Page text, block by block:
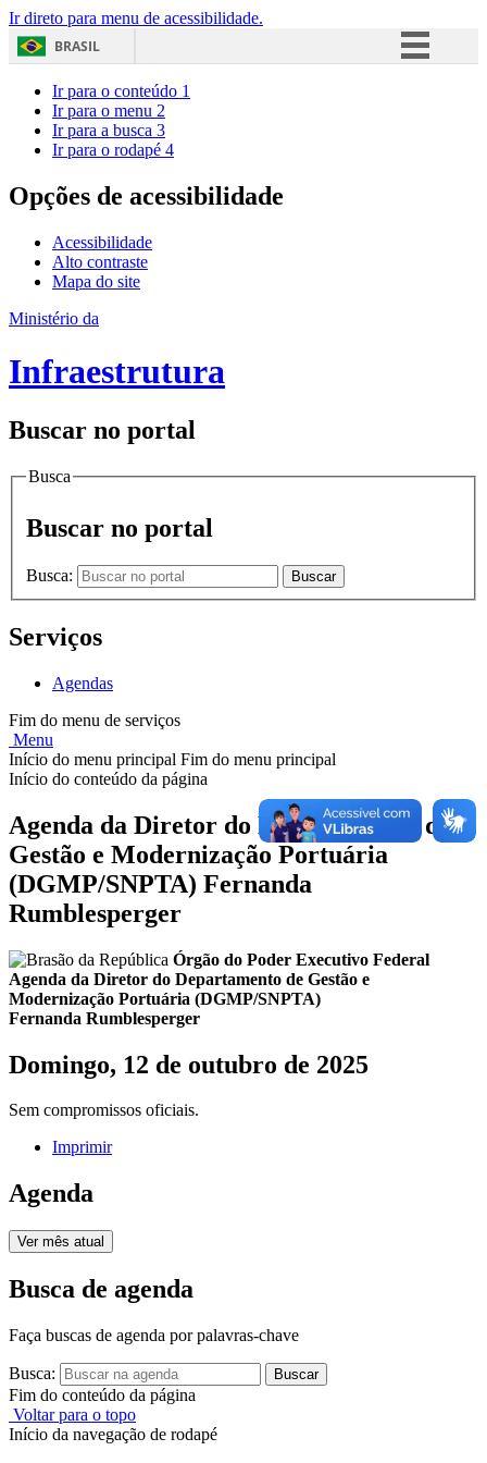
Ir direto para menu de acessibilidade.
BRASIL
Acesso à informação
Ir para o conteúdo 1
Ir para o menu 2
Ir para a busca 3
Ir para o rodapé 4
Opções de acessibilidade
Acessibilidade
Alto contraste
Mapa do site
Ministério da
Infraestrutura
Buscar no portal
Busca
Buscar no portal
Busca: Buscar
Serviços
Agendas
Fim do menu de serviços
Menu
Início do menu principal Fim do menu principal
Início do conteúdo da página
Agenda da Diretor do Departamento de
Gestão e Modernização Portuária
(DGMP/SNPTA) Fernanda
Rumblesperger
Órgão do Poder Executivo Federal
Agenda da Diretor do Departamento de Gestão e
Modernização Portuária (DGMP/SNPTA)
Fernanda Rumblesperger
Domingo, 12 de outubro de 2025
Sem compromissos oficiais.
Imprimir
Agenda
Ver mês atual
Busca de agenda
Faça buscas de agenda por palavras-chave
Busca: Buscar
Fim do conteúdo da página
Voltar para o topo
Início da navegação de rodapé